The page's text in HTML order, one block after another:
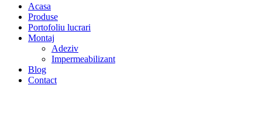
Acasa
Produse
Portofoliu lucrari
Montaj
Adeziv
Impermeabilizant
Blog
Contact